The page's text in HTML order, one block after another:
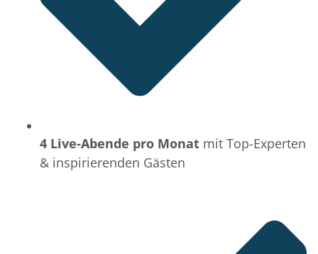
4 Live-Abende pro Monat mit Top-Experten
& inspirierenden Gästen